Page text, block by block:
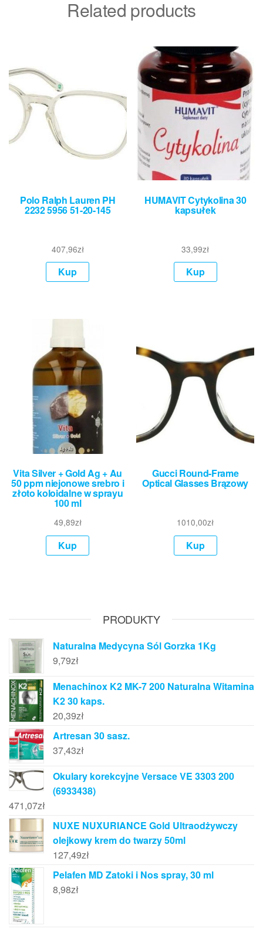
Related products
Polo Ralph Lauren PH
2232 5956 51-20-145
407,96zł
Kup
HUMAVIT Cytykolina 30
kapsułek
33,99zł
Kup
Vita Silver + Gold Ag + Au
50 ppm niejonowe srebro i
złoto koloidalne w sprayu
100 ml
49,89zł
Kup
Gucci Round-Frame
Optical Glasses Brązowy
1010,00zł
Kup
PRODUKTY
Naturalna Medycyna Sól Gorzka 1Kg
9,79zł
Menachinox K2 MK-7 200 Naturalna Witamina
K2 30 kaps.
20,39zł
Artresan 30 sasz.
37,43zł
Okulary korekcyjne Versace VE 3303 200
(6933438)
471,07zł
NUXE NUXURIANCE Gold Ultraodżywczy
olejkowy krem do twarzy 50ml
127,49zł
Pelafen MD Zatoki i Nos spray, 30 ml
8,98zł